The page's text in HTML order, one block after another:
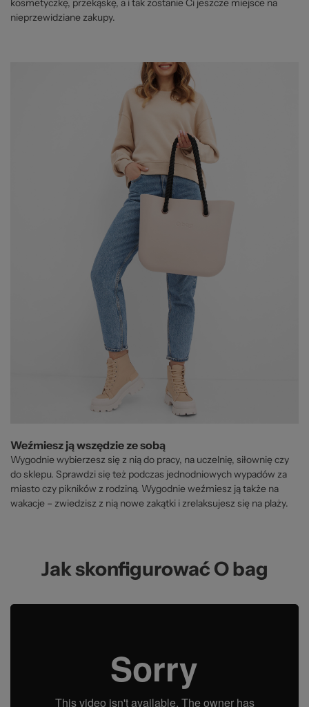
kosmetyczkę, przekąskę, a i tak zostanie Ci jeszcze miejsce na
nieprzewidziane zakupy.
Weźmiesz ją wszędzie ze sobą
Wygodnie wybierzesz się z nią do pracy, na uczelnię, siłownię czy
do sklepu. Sprawdzi się też podczas jednodniowych wypadów za
miasto czy pikników z rodziną. Wygodnie weźmiesz ją także na
wakacje – zwiedzisz z nią nowe zakątki i zrelaksujesz się na plaży.
Jak skonfigurować O bag